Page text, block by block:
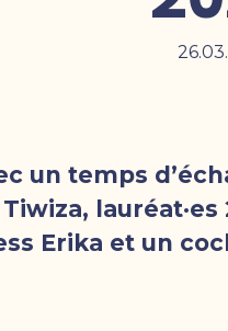
un temps
lauréat·es
Erika et un